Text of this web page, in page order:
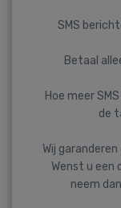
SMS
Betaal
Hoe meer
de
Wij
Wenst u
neem